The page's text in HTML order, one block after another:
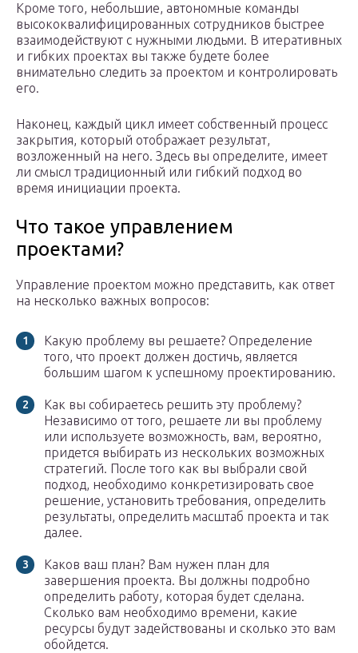
Кроме того, небольшие, автономные команды
высококвалифицированных сотрудников быстрее
взаимодействуют с нужными людьми. В итеративных
и гибких проектах вы также будете более
внимательно следить за проектом и контролировать
его.
Наконец, каждый цикл имеет собственный процесс
закрытия, который отображает результат,
возложенный на него. Здесь вы определите, имеет
ли смысл традиционный или гибкий подход во
время инициации проекта.
Что такое управлением
проектами?
Управление проектом можно представить, как ответ
на несколько важных вопросов:
Какую проблему вы решаете? Определение
того, что проект должен достичь, является
большим шагом к успешному проектированию.
Как вы собираетесь решить эту проблему?
Независимо от того, решаете ли вы проблему
или используете возможность, вам, вероятно,
придется выбирать из нескольких возможных
стратегий. После того как вы выбрали свой
подход, необходимо конкретизировать свое
решение, установить требования, определить
результаты, определить масштаб проекта и так
далее.
Каков ваш план? Вам нужен план для
завершения проекта. Вы должны подробно
определить работу, которая будет сделана.
Сколько вам необходимо времени, какие
ресурсы будут задействованы и сколько это вам
обойдется.